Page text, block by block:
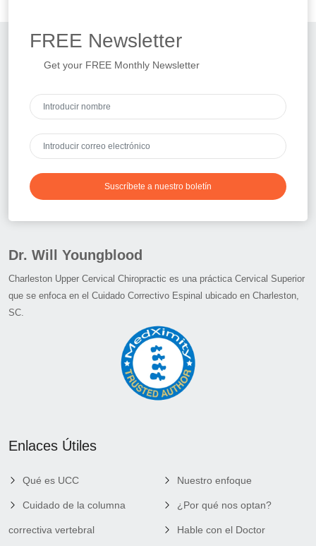
FREE Newsletter
Get your FREE Monthly Newsletter
Suscríbete a nuestro boletín
Dr. Will Youngblood
Charleston Upper Cervical Chiropractic es una práctica Cervical Superior
que se enfoca en el Cuidado Correctivo Espinal ubicado en Charleston,
SC.
Enlaces Útiles
Qué es UCC
Cuidado de la columna
correctiva vertebral
Nuestro enfoque
¿Por qué nos optan?
Hable con el Doctor